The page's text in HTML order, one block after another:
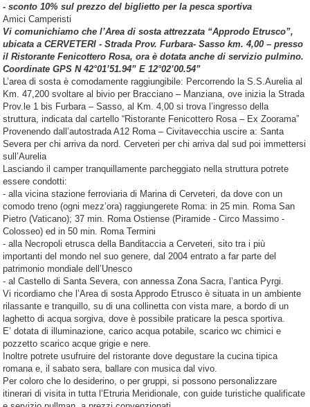
- sconto 10% sul prezzo del biglietto per la pesca sportiva
Amici Camperisti
Vi comunichiamo che l’Area di sosta attrezzata “Approdo Etrusco”,
ubicata a CERVETERI - Strada Prov. Furbara- Sasso km. 4,00 – presso
il Ristorante Fenicottero Rosa, ora è dotata anche di servizio pulmino.
Coordinate GPS N 42°01’51.94” E 12°02’00.54”
L’area di sosta è comodamente raggiungibile: Percorrendo la S.S.Aurelia al
Km. 47,200 svoltare al bivio per Bracciano – Manziana, ove inizia la Strada
Prov.le 1 bis Furbara – Sasso, al Km. 4,00 si trova l’ingresso della
struttura, indicata dal cartello “Ristorante Fenicottero Rosa – Ex Zoorama”
Provenendo dall’autostrada A12 Roma – Civitavecchia uscire a: Santa
Severa per chi arriva da nord. Cerveteri per chi arriva dal sud poi immettersi
sull’Aurelia
Lasciando il camper tranquillamente parcheggiato nella struttura potrete
essere condotti:
- alla vicina stazione ferroviaria di Marina di Cerveteri, da dove con un
comodo treno (ogni mezz’ora) raggiungerete Roma: in 25 min. Roma San
Pietro (Vaticano); 37 min. Roma Ostiense (Piramide - Circo Massimo -
Colosseo) ed in 50 min. Roma Termini
- alla Necropoli etrusca della Banditaccia a Cerveteri, sito tra i più
importanti del mondo nel suo genere, dal 2004 entrato a far parte del
patrimonio mondiale dell’Unesco
- al Castello di Santa Severa, con annessa Zona Sacra, l’antica Pyrgi.
Vi ricordiamo che l’Area di sosta Approdo Etrusco è situata in un ambiente
rilassante e tranquillo, su di una collinetta con vista mare, a bordo di un
laghetto di acqua sorgiva, dove è possibile praticare la pesca sportiva.
E’ dotata di illuminazione, carico acqua potabile, scarico wc chimici e
pozzetto scarico acque grigie e nere.
Inoltre potrete usufruire del ristorante dove degustare la cucina tipica
romana e, il sabato sera, ballare con musica dal vivo.
Per coloro che lo desiderino, o per gruppi, si possono personalizzare
itinerari di visita in tutta l’Etruria Meridionale, con guide turistiche qualificate